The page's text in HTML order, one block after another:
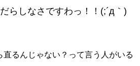
らしなさですわっ！！(;´д｀)
直るんじゃない？って言う人がいる